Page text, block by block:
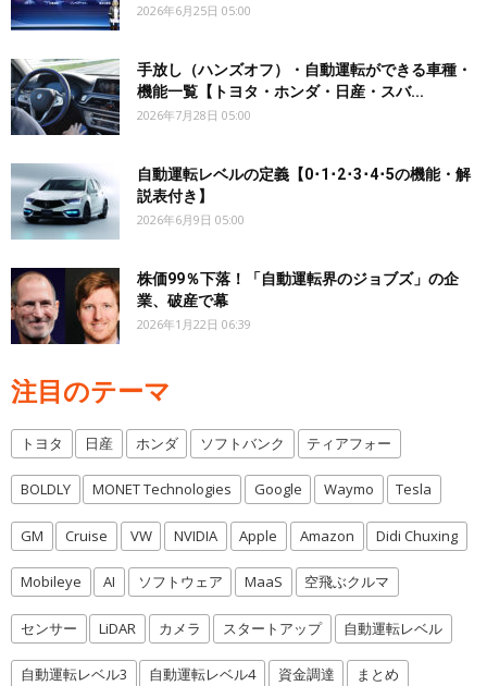
2026年6月25日 05:00
手放し（ハンズオフ）・自動運転ができる車種・
機能一覧【トヨタ・ホンダ・日産・スバ...
2026年7月28日 05:00
自動運転レベルの定義【0･1･2･3･4･5の機能・解
説表付き】
2026年6月9日 05:00
株価99％下落！「自動運転界のジョブズ」の企
業、破産で幕
2026年1月22日 06:39
注目のテーマ
トヨタ 日産 ホンダ ソフトバンク ティアフォー
BOLDLY MONET Technologies Google Waymo Tesla
GM Cruise VW NVIDIA Apple Amazon Didi Chuxing
Mobileye AI ソフトウェア MaaS 空飛ぶクルマ
センサー LiDAR カメラ スタートアップ 自動運転レベル
自動運転レベル3 自動運転レベル4 資金調達 まとめ